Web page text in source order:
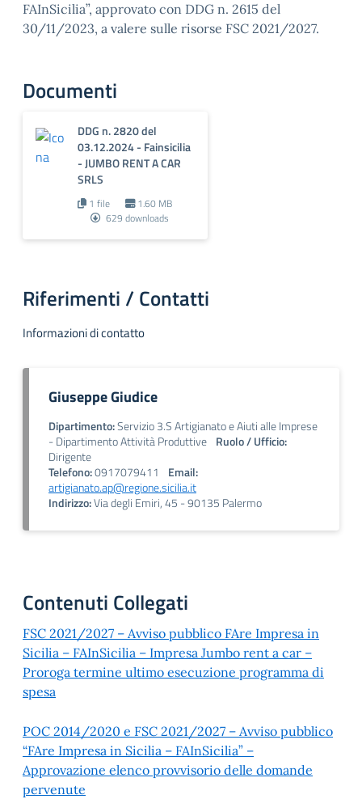
FAInSicilia”, approvato con DDG n. 2615 del
30/11/2023, a valere sulle risorse FSC 2021/2027.
Documenti
DDG n. 2820 del
03.12.2024 - Fainsicilia
- JUMBO RENT A CAR
SRLS
1 file
1.60 MB
629 downloads
Riferimenti / Contatti
Informazioni di contatto
Giuseppe Giudice
Dipartimento:Servizio 3.S Artigianato e Aiuti alle Imprese
- Dipartimento Attività Produttive Ruolo / Ufficio:
Dirigente
Telefono:0917079411
Email:
artigianato.ap@regione.sicilia.it
Indirizzo:Via degli Emiri, 45 - 90135 Palermo
Contenuti Collegati
FSC 2021/2027 – Avviso pubblico FAre Impresa in
Sicilia – FAInSicilia – Impresa Jumbo rent a car –
Proroga termine ultimo esecuzione programma di
spesa
POC 2014/2020 e FSC 2021/2027 – Avviso pubblico
“FAre Impresa in Sicilia – FAInSicilia” –
Approvazione elenco provvisorio delle domande
pervenute